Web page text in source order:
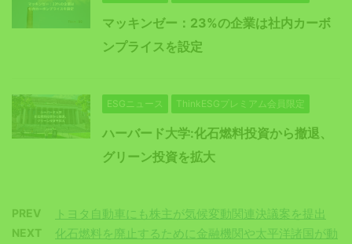
マッキンゼー：23%の企業は社内カーボ
ンプライスを設定
ESGニュース ThinkESGプレミアム会員限定
ハーバード大学:化石燃料投資から撤退、
グリーン投資を拡大
PREV トヨタ自動車にも株主が気候変動関連決議案を提出
NEXT
化石燃料を廃止するために金融機関や太平洋諸国が動